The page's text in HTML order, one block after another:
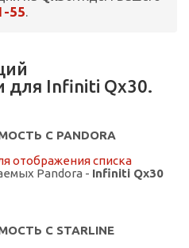
55.
для Infiniti Qx30.
С PANDORA
отображения списка
Pandora - Infiniti Qx30
С STARLINE